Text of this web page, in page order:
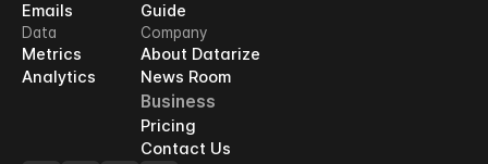
Emails
Data
Metrics
Analytics
Guide
Company
About Datarize
News Room
Business
Pricing
Contact Us